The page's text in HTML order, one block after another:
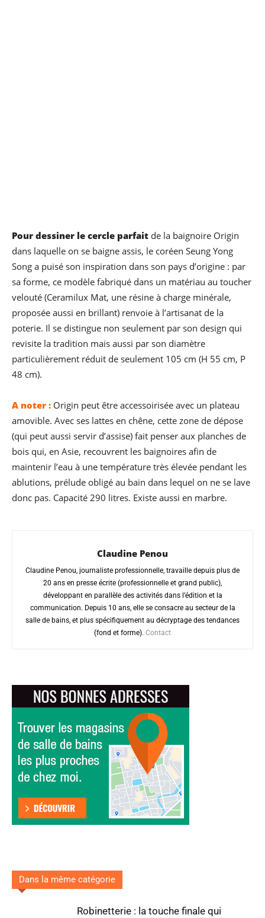
Pour dessiner le cercle parfait de la baignoire Origin
dans laquelle on se baigne assis, le coréen Seung Yong
Song a puisé son inspiration dans son pays d’origine : par
sa forme, ce modèle fabriqué dans un matériau au toucher
velouté (Ceramilux Mat, une résine à charge minérale,
proposée aussi en brillant) renvoie à l’artisanat de la
poterie. Il se distingue non seulement par son design qui
revisite la tradition mais aussi par son diamètre
particulièrement réduit de seulement 105 cm (H 55 cm, P
48 cm).
A noter : Origin peut être accessoirisée avec un plateau
amovible. Avec ses lattes en chêne, cette zone de dépose
(qui peut aussi servir d’assise) fait penser aux planches de
bois qui, en Asie, recouvrent les baignoires afin de
maintenir l’eau à une température très élevée pendant les
ablutions, prélude obligé au bain dans lequel on ne se lave
donc pas. Capacité 290 litres. Existe aussi en marbre.
Claudine Penou
Claudine Penou, journaliste professionnelle, travaille depuis plus de
20 ans en presse écrite (professionnelle et grand public),
développant en parallèle des activités dans l’édition et la
communication. Depuis 10 ans, elle se consacre au secteur de la
salle de bains, et plus spécifiquement au décryptage des tendances
(fond et forme). Contact
Dans la même catégorie
Robinetterie : la touche finale qui